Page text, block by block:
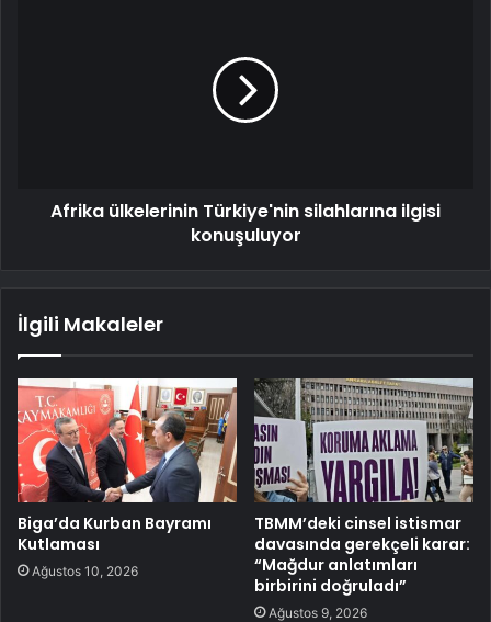
Afrika ülkelerinin Türkiye'nin silahlarına ilgisi
konuşuluyor
İlgili Makaleler
Biga’da Kurban Bayramı
Kutlaması
Ağustos 10, 2026
TBMM’deki cinsel istismar
davasında gerekçeli karar:
“Mağdur anlatımları
birbirini doğruladı”
Ağustos 9, 2026